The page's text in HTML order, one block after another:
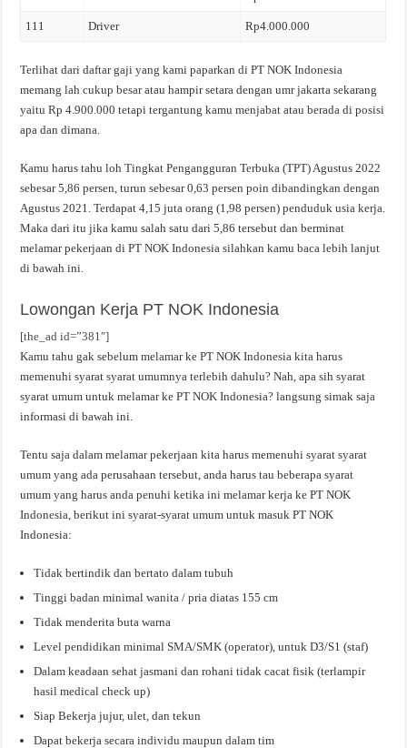
111 Driver Rp4.000.000
Terlihat dari daftar gaji yang kami paparkan di PT NOK Indonesia
memang lah cukup besar atau hampir setara dengan umr jakarta sekarang
yaitu Rp 4.900.000 tetapi tergantung kamu menjabat atau berada di posisi
apa dan dimana.
Kamu harus tahu loh Tingkat Pengangguran Terbuka (TPT) Agustus 2022
sebesar 5,86 persen, turun sebesar 0,63 persen poin dibandingkan dengan
Agustus 2021. Terdapat 4,15 juta orang (1,98 persen) penduduk usia kerja.
Maka dari itu jika kamu salah satu dari 5,86 tersebut dan berminat
melamar pekerjaan di PT NOK Indonesia silahkan kamu baca lebih lanjut
di bawah ini.
Lowongan Kerja PT NOK Indonesia
[the_ad id=”381″]
Kamu tahu gak sebelum melamar ke PT NOK Indonesia kita harus
memenuhi syarat syarat umumnya terlebih dahulu? Nah, apa sih syarat
syarat umum untuk melamar ke PT NOK Indonesia? langsung simak saja
informasi di bawah ini.
Tentu saja dalam melamar pekerjaan kita harus memenuhi syarat syarat
umum yang ada perusahaan tersebut, anda harus tau beberapa syarat
umum yang harus anda penuhi ketika ini melamar kerja ke PT NOK
Indonesia, berikut ini syarat-syarat umum untuk masuk PT NOK
Indonesia:
Tidak bertindik dan bertato dalam tubuh
Tinggi badan minimal wanita / pria diatas 155 cm
Tidak menderita buta warna
Level pendidikan minimal SMA/SMK (operator), untuk D3/S1 (staf)
Dalam keadaan sehat jasmani dan rohani tidak cacat fisik (terlampir
hasil medical check up)
Siap Bekerja jujur, ulet, dan tekun
Dapat bekerja secara individu maupun dalam tim